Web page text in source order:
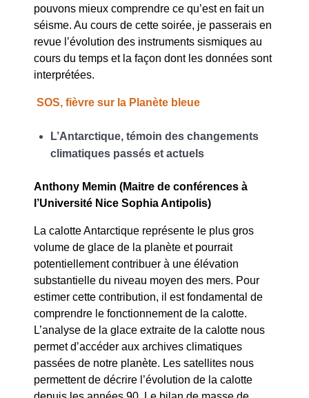
pouvons mieux comprendre ce qu’est en fait un
séisme. Au cours de cette soirée, je passerais en
revue l’évolution des instruments sismiques au
cours du temps et la façon dont les données sont
interprétées.
SOS, fièvre sur la Planète bleue
L’Antarctique, témoin des changements
climatiques passés et actuels
Anthony Memin (Maitre de conférences à
l’Université Nice Sophia Antipolis)
La calotte Antarctique représente le plus gros
volume de glace de la planète et pourrait
potentiellement contribuer à une élévation
substantielle du niveau moyen des mers. Pour
estimer cette contribution, il est fondamental de
comprendre le fonctionnement de la calotte.
L’analyse de la glace extraite de la calotte nous
permet d’accéder aux archives climatiques
passées de notre planète. Les satellites nous
permettent de décrire l’évolution de la calotte